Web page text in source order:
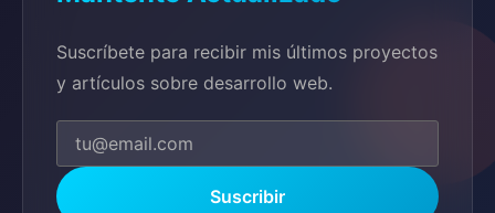
Suscríbete para recibir mis últimos proyectos
y artículos sobre desarrollo web.
Suscribir